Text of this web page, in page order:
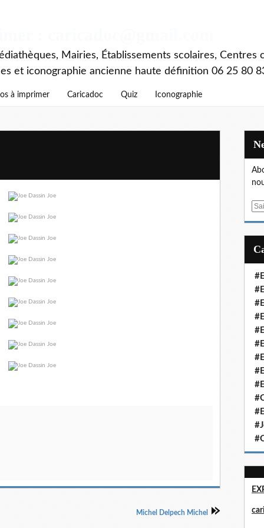
Mairies, Établissements scolaires, Centres
et iconographie ancienne haute définition 06 25 80
à imprimer Caricadoc Quiz Iconographie
Michel Delpech Michel
E